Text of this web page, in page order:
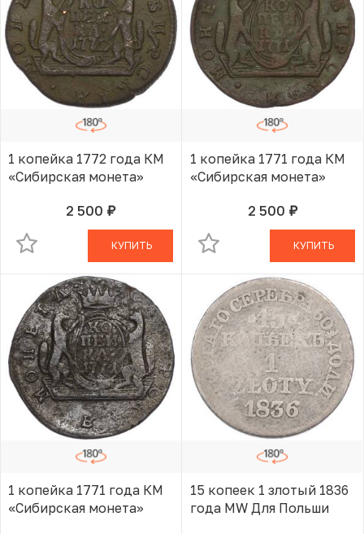
1 копейка 1772 года КМ
«Сибирская монета»
2 500 руб.
В КОРЗИНЕ
КУПИТЬ
1 копейка 1771 года КМ
«Сибирская монета»
2 500 руб.
В КОРЗИНЕ
КУПИТЬ
1 копейка 1771 года КМ
«Сибирская монета»
15 копеек 1 злотый 1836
года MW Для Польши